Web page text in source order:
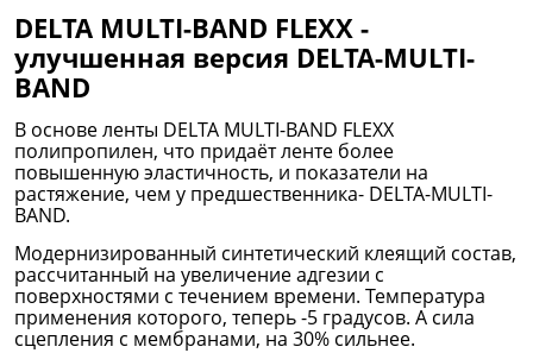
DELTA MULTI-BAND FLEXX -
улучшенная версия DELTA-MULTI-
BAND
В основе ленты DELTA MULTI-BAND FLEXX
полипропилен, что придаёт ленте более
повышенную эластичность, и показатели на
растяжение, чем у предшественника- DELTA-MULTI-
BAND.
Модернизированный синтетический клеящий состав,
рассчитанный на увеличение адгезии с
поверхностями с течением времени. Температура
применения которого, теперь -5 градусов. А сила
сцепления с мембранами, на 30% сильнее.